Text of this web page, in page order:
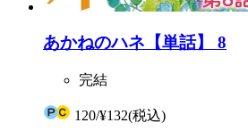
あかねのハネ【単話】 8
完結
120/¥132(税込)